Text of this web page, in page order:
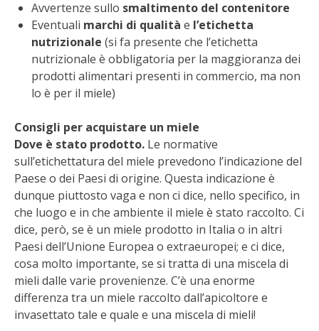
VIGNETO BIO
PENSA ALTERNATIVO
GARDENA
VERONESI
RIMANI A CONTATTO CON LA NATURA
CRESCERE INSIEME
ARCHMAN
VITA IN CAMPAGNA LA FIERA
NATURALMENTE
Avvertenze sullo smaltimento del contenitore
Eventuali marchi di qualità e l’etichetta
nutrizionale (si fa presente che l’etichetta
nutrizionale è obbligatoria per la maggioranza dei
prodotti alimentari presenti in commercio, ma non
lo è per il miele)
Consigli per acquistare un miele
Dove è stato prodotto. Le normative
sull’etichettatura del miele prevedono l’indicazione del
Paese o dei Paesi di origine. Questa indicazione è
dunque piuttosto vaga e non ci dice, nello specifico, in
che luogo e in che ambiente il miele è stato raccolto. Ci
dice, però, se è un miele prodotto in Italia o in altri
Paesi dell’Unione Europea o extraeuropei; e ci dice,
cosa molto importante, se si tratta di una miscela di
mieli dalle varie provenienze. C’è una enorme
differenza tra un miele raccolto dall’apicoltore e
invasettato tale e quale e una miscela di mieli!